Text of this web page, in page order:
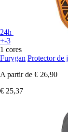
24h
+-3
1 cores
Furygan Protector de
A partir de € 26,90
€ 25,37